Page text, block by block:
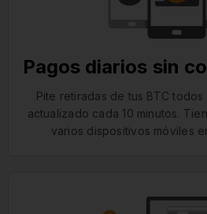
Pagos diarios sin
Pite retiradas de tus BTC
actualizado cada 10 minutos.
varios dispositivos móviles